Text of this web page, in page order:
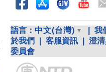
語言： 中文(台灣) 我
於我們
客服資訊 澄
委員會